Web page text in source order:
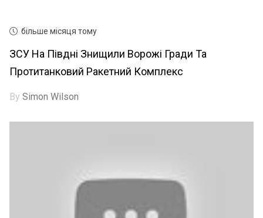
більше місяця тому
ЗСУ На Півдні Знищили Ворожі Гради Та
Протитанковий Ракетний Комплекс
BySimon Wilson